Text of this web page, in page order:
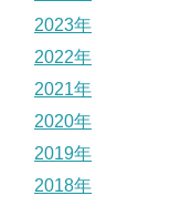
2023年
2022年
2021年
2020年
2019年
2018年